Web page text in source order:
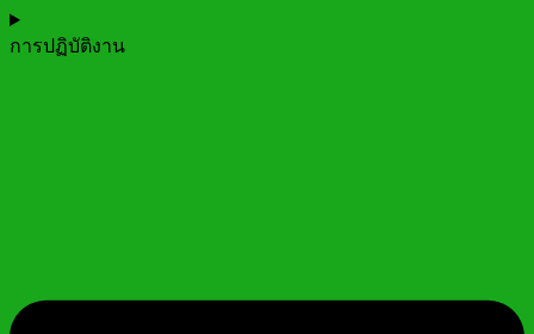
การปฏิบัติงาน